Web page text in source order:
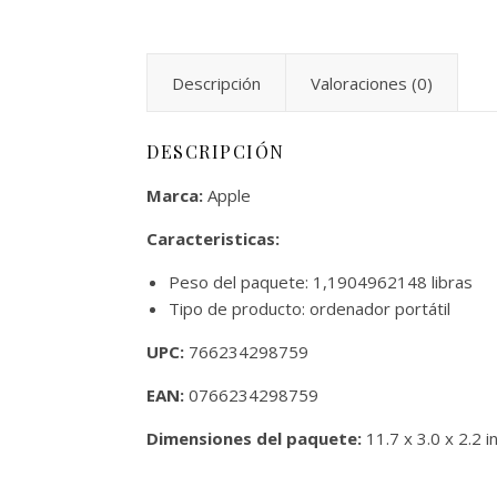
Descripción Valoraciones (0)
DESCRIPCIÓN
Marca: Apple
Caracteristicas:
Peso del paquete: 1,1904962148 libras
Tipo de producto: ordenador portátil
UPC: 766234298759
EAN: 0766234298759
Dimensiones del paquete: 11.7 x 3.0 x 2.2